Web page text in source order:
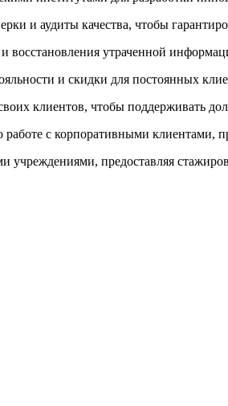
и аудиты качества, чтобы
утраченной
и скидки для постоянных
клиентов, чтобы поддерживать
с корпоративными клиентами,
предоставляя